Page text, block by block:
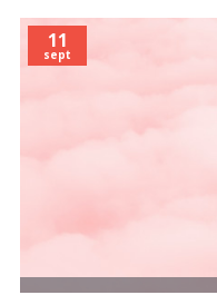
11
sept